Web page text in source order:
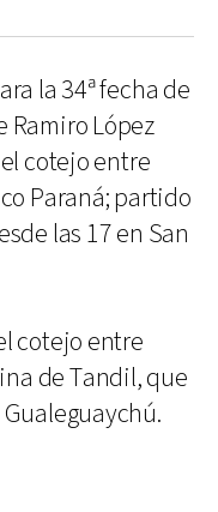
la 34ª fecha de
Ramiro López
cotejo entre
Paraná; partido
las 17 en San
cotejo entre
de Tandil, que